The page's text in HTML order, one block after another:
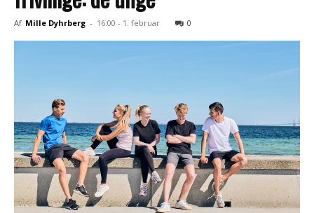
Af Mille Dyhrberg - 16:00 - 1. februar 0